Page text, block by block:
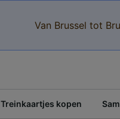
Van Brussel tot
Treinkaartjes kopen